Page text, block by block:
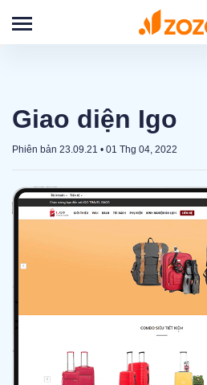
Giao diện Igo
Phiên bản 23.09.21 • 01 Thg 04, 2022